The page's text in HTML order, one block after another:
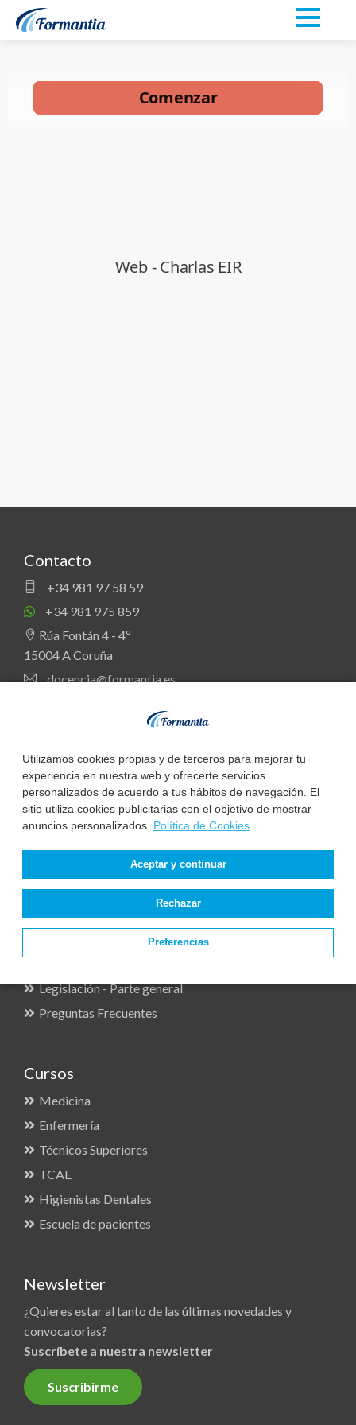
Utilizamos cookies propias y de terceros para mejorar tu
experiencia en nuestra web y ofrecerte servicios
personalizados de acuerdo a tus hábitos de navegación. El
sitio utiliza cookies publicitarias con el objetivo de mostrar
anuncios personalizados. Política de Cookies
Aceptar y continuar
Rechazar
Preferencias
Contacto
+34 981 97 58 59
+34 981 975 859
Rúa Fontán 4 - 4º
15004 A Coruña
docencia@formantia.es
Oposiciones
TCAE Auxiliar Enfermería
Técnico Anatomía Patológica
Legislación - Parte general
Preguntas Frecuentes
Cursos
Medicina
Enfermería
Técnicos Superiores
TCAE
Higienistas Dentales
Escuela de pacientes
Newsletter
¿Quieres estar al tanto de las últimas novedades y
convocatorias?
Suscríbete a nuestra newsletter
Suscribirme